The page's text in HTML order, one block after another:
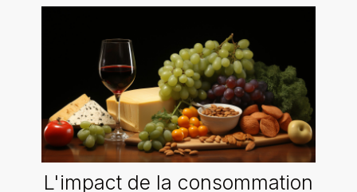
L'impact de la consommation